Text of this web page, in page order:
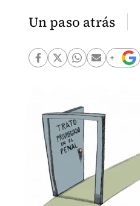
Un paso atrás